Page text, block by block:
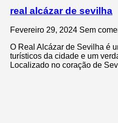
real alcázar de sevilha
Fevereiro 29, 2024 Sem
O Real Alcázar de Sevilha é
turísticos da cidade e um
Localizado no coração de